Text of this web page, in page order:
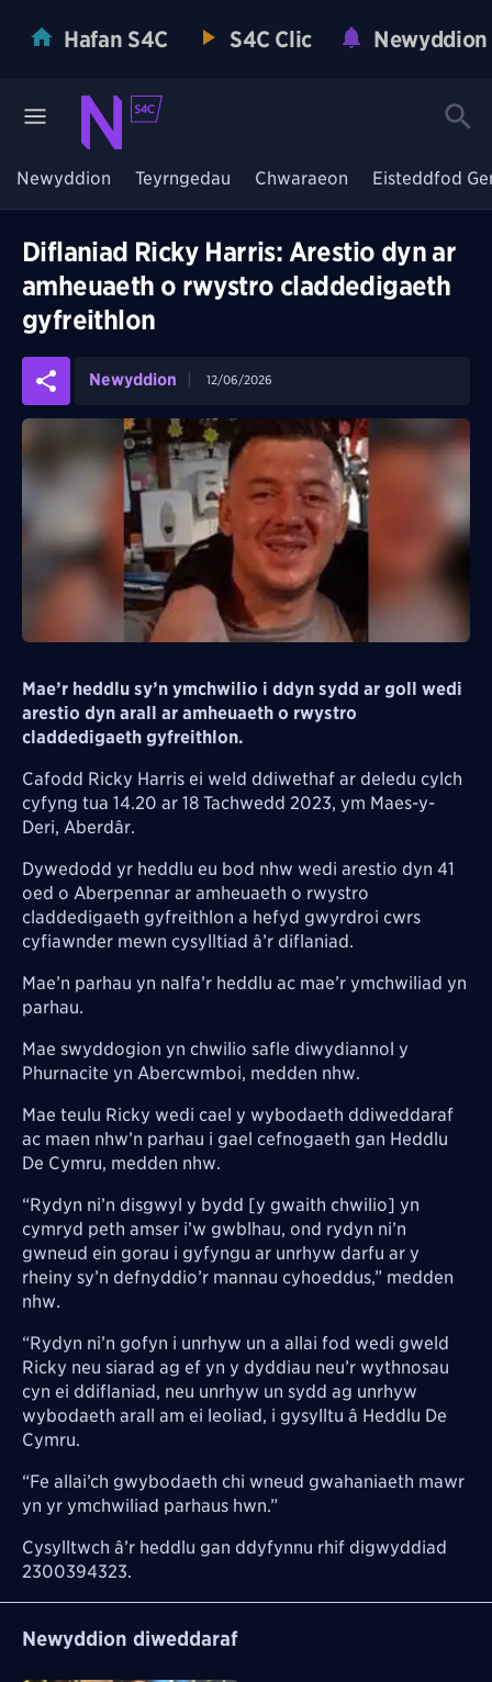
Hafan S4C S4C Clic Newyddion
Newyddion Teyrngedau Chwaraeon Eisteddfod
Diflaniad Ricky Harris: Arestio dyn ar
amheuaeth o rwystro claddedigaeth
gyfreithlon
Newyddion 12/06/2026
Mae’r heddlu sy’n ymchwilio i ddyn sydd ar goll wedi
arestio dyn arall ar amheuaeth o rwystro
claddedigaeth gyfreithlon.
Cafodd Ricky Harris ei weld ddiwethaf ar deledu cylch
cyfyng tua 14.20 ar 18 Tachwedd 2023, ym Maes-y-
Deri, Aberdâr.
Dywedodd yr heddlu eu bod nhw wedi arestio dyn 41
oed o Aberpennar ar amheuaeth o rwystro
claddedigaeth gyfreithlon a hefyd gwyrdroi cwrs
cyfiawnder mewn cysylltiad â’r diflaniad.
Mae’n parhau yn nalfa’r heddlu ac mae’r ymchwiliad yn
parhau.
Mae swyddogion yn chwilio safle diwydiannol y
Phurnacite yn Abercwmboi, medden nhw.
Mae teulu Ricky wedi cael y wybodaeth ddiweddaraf
ac maen nhw’n parhau i gael cefnogaeth gan Heddlu
De Cymru, medden nhw.
“Rydyn ni’n disgwyl y bydd [y gwaith chwilio] yn
cymryd peth amser i’w gwblhau, ond rydyn ni’n
gwneud ein gorau i gyfyngu ar unrhyw darfu ar y
rheiny sy’n defnyddio’r mannau cyhoeddus,” medden
nhw.
“Rydyn ni’n gofyn i unrhyw un a allai fod wedi gweld
Ricky neu siarad ag ef yn y dyddiau neu’r wythnosau
cyn ei ddiflaniad, neu unrhyw un sydd ag unrhyw
wybodaeth arall am ei leoliad, i gysylltu â Heddlu De
Cymru.
“Fe allai’ch gwybodaeth chi wneud gwahaniaeth mawr
yn yr ymchwiliad parhaus hwn.”
Cysylltwch â’r heddlu gan ddyfynnu rhif digwyddiad
2300394323.
Newyddion diweddaraf